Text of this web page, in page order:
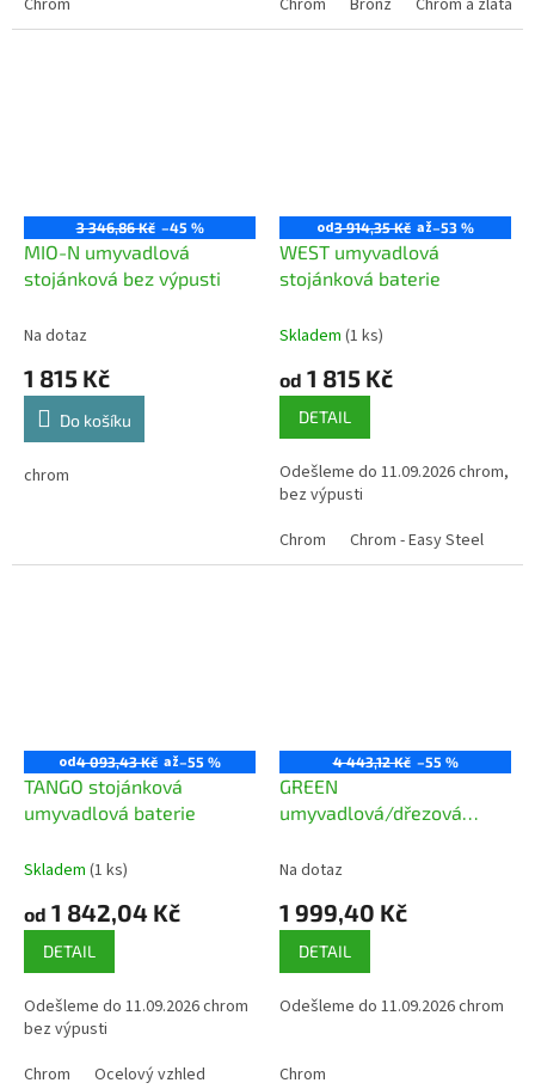
3 346,86 Kč –45 %
MIO-N umyvadlová
stojánková bez výpusti
Na dotaz
1 815 Kč
Do košíku
chrom
od3 914,35 Kč až–53 %
WEST umyvadlová
stojánková baterie
Skladem (1 ks)
od 1 815 Kč
DETAIL
Odešleme do 11.09.2026 chrom,
bez výpusti
Chrom
Chrom - Easy Steel
od4 093,43 Kč až–55 %
TANGO stojánková
umyvadlová baterie
Skladem (1 ks)
od 1 842,04 Kč
DETAIL
Odešleme do 11.09.2026 chrom
bez výpusti
Chrom
Ocelový vzhled
4 443,12 Kč –55 %
GREEN
umyvadlová/dřezová
Na dotaz
1 999,40 Kč
DETAIL
Odešleme do 11.09.2026 chrom
Chrom